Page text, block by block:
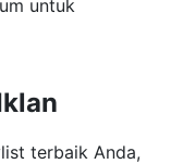
untuk
terbaik Anda,